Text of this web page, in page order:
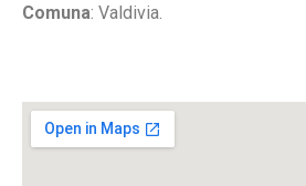
Comuna: Valdivia.